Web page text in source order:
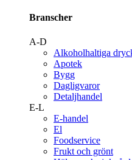
Branscher
A-D
Alkoholhaltiga
Apotek
Bygg
Dagligvaror
Detaljhandel
E-L
E-handel
El
Foodservice
Frukt och grönt